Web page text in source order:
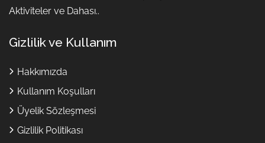
Aktiviteler ve Dahası..
Gizlilik ve Kullanım
Hakkımızda
Kullanım Koşulları
Üyelik Sözleşmesi
Gizlilik Politikası